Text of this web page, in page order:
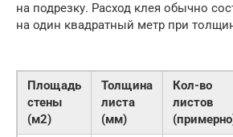
на подрезку. Расход клея обычно
на один квадратный метр при
Площадь
стены
(м2)
Толщина
листа
(мм)
Кол-во
листов